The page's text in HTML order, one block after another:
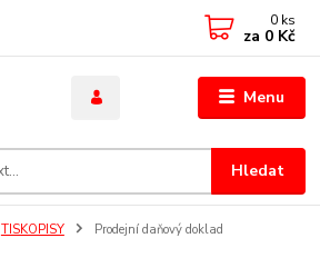
Menu
Hledat
0 ks
za 0 Kč
TISKOPISY Prodejní daňový doklad